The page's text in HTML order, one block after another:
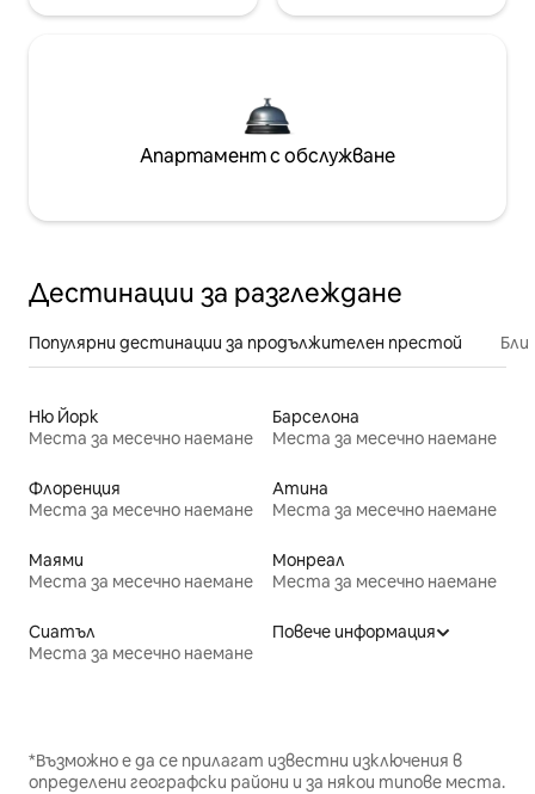
Апартамент с обслужване
Дестинации за разглеждане
Популярни дестинации за продължителен престой
Ню Йорк
Места за месечно наемане
Барселона
Места за месечно наемане
Флоренция
Места за месечно наемане
Атина
Места за месечно наемане
Маями
Места за месечно наемане
Монреал
Места за месечно наемане
Сиатъл
Места за месечно наемане
Повече информация
*Възможно е да се прилагат известни изключения в
определени географски райони и за някои типове места.